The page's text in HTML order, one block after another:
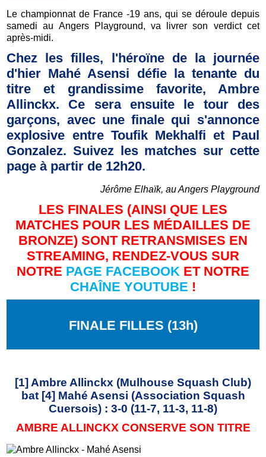
Le championnat de France -19 ans, qui se déroule depuis
samedi au Angers Playground, va livrer son verdict cet
après-midi.
Chez les filles, l'héroïne de la journée
d'hier Mahé Asensi défie la tenante du
titre et grandissime favorite, Ambre
Allinckx. Ce sera ensuite le tour des
garçons, avec une finale qui s'annonce
explosive entre Toufik Mekhalfi et Paul
Gonzalez. Suivez les matches sur cette
page à partir de 12h20.
Jérôme Elhaïk, au Angers Playground
LES FINALES (AINSI QUE LES
MATCHES POUR LES MÉDAILLES DE
BRONZE) SONT RETRANSMISES EN
STREAMING, RENDEZ-VOUS SUR
NOTRE PAGE FACEBOOK ET NOTRE
CHAÎNE YOUTUBE !
FINALE FILLES (13h)
[1] Ambre Allinckx (Mulhouse Squash Club)
bat [4] Mahé Asensi (Association Squash
Cuersois) : 3-0 (11-7, 11-3, 11-8)
AMBRE ALLINCKX CONSERVE SON TITRE